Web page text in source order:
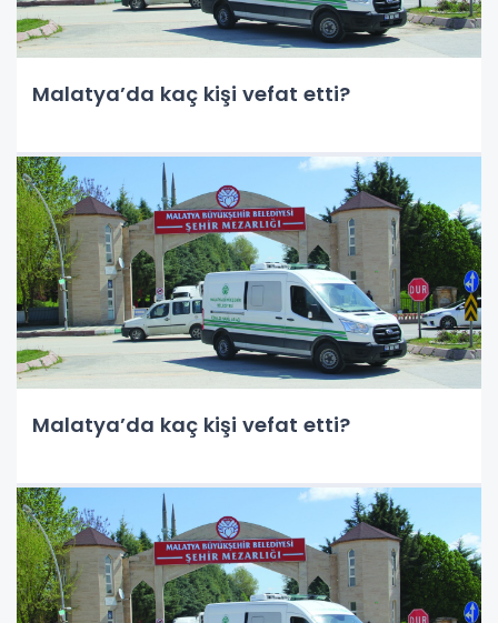
Malatya’da kaç kişi vefat etti?
Malatya’da kaç kişi vefat etti?